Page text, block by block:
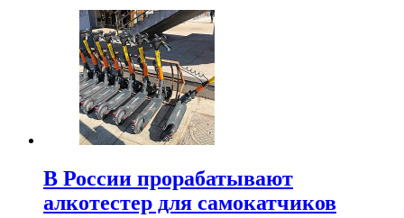
В России прорабатывают
алкотестер для самокатчиков